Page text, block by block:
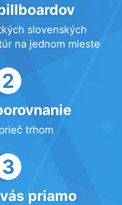
slovenských
na jednom mieste
2
trhom
3
priamo